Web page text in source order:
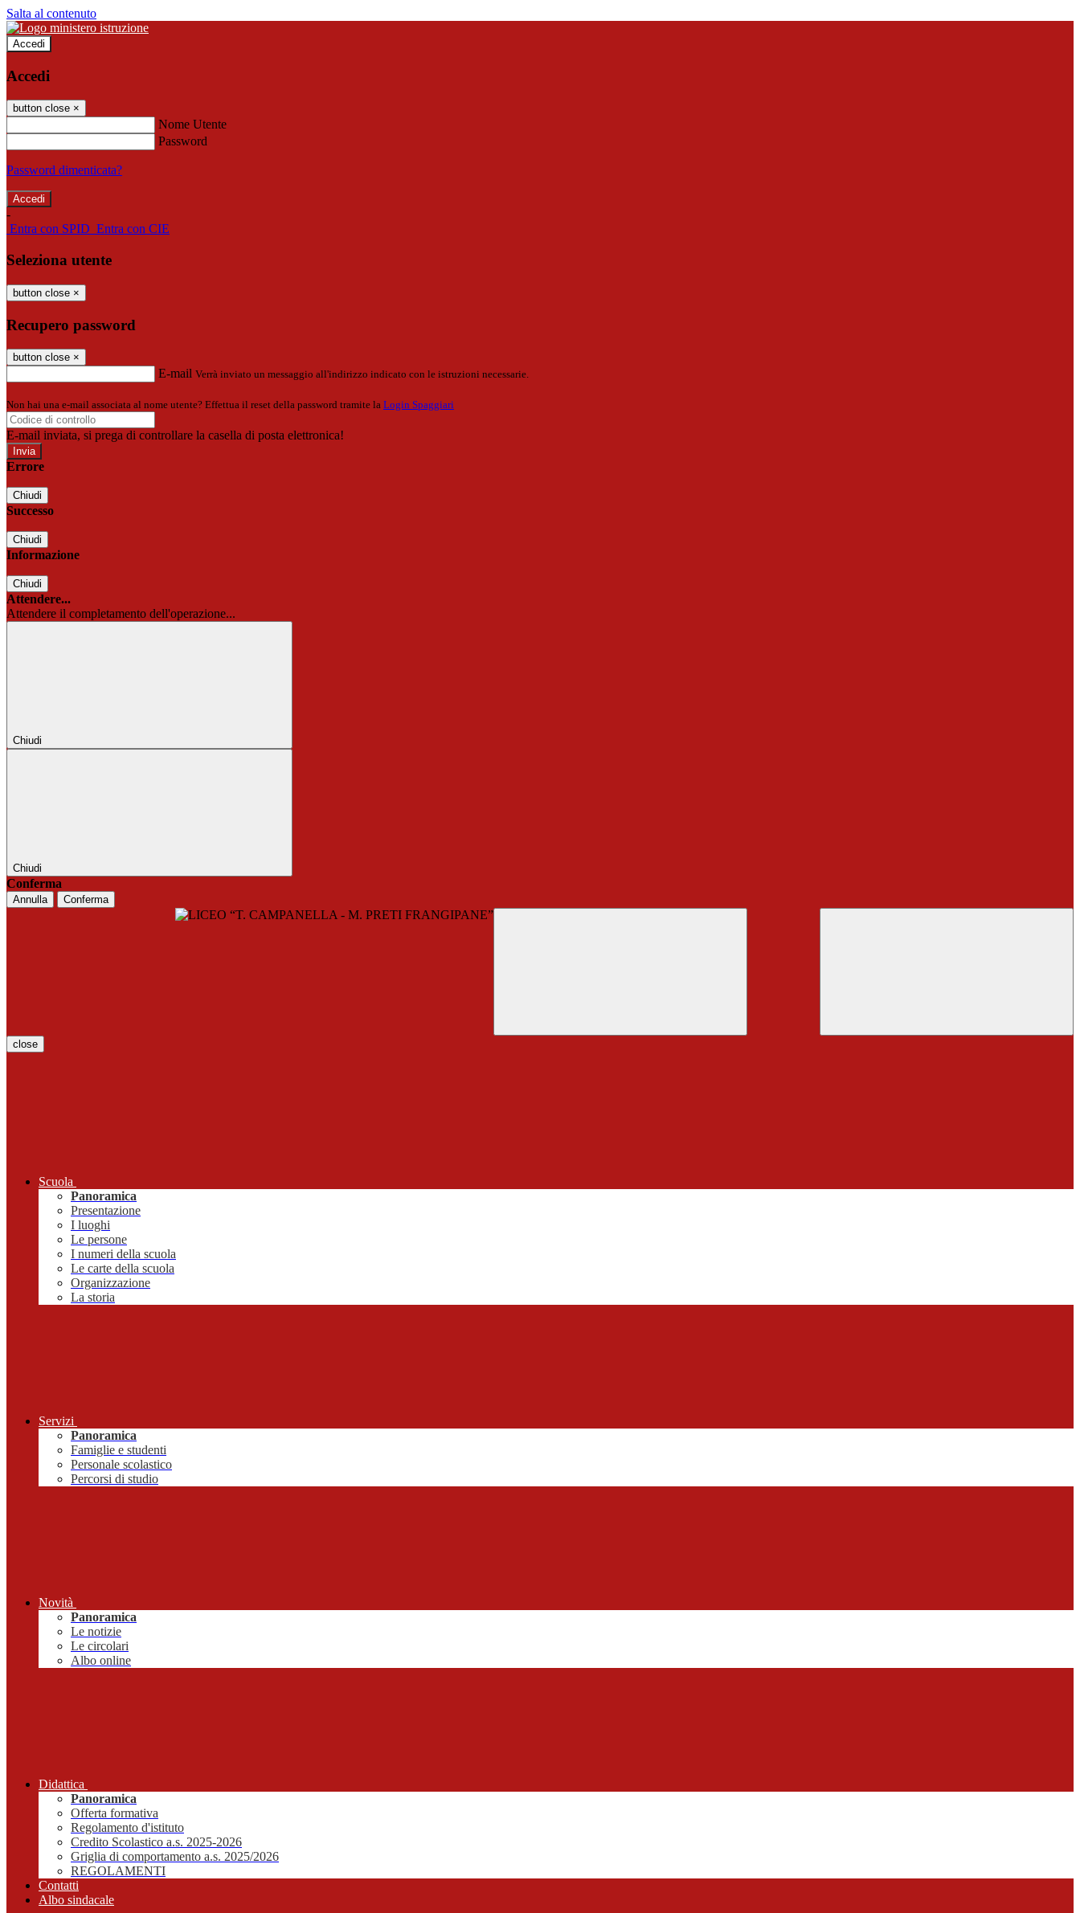
Salta al contenuto
Accedi
Accedi
button close ×
Nome Utente
Password
Password dimenticata?
-
Entra con SPID Entra con CIE
Seleziona utente
button close ×
Recupero password
button close ×
E-mail Verrà inviato un messaggio all'indirizzo indicato con le istruzioni necessarie.
Non hai una e-mail associata al nome utente? Effettua il reset della password tramite la Login Spaggiari
E-mail inviata, si prega di controllare la casella di posta elettronica!
Errore
Chiudi
Successo
Chiudi
Informazione
Chiudi
Attendere...
Attendere il completamento dell'operazione...
Chiudi
Chiudi
Conferma
Annulla Conferma
close
Scuola
Panoramica
Presentazione
I luoghi
Le persone
I numeri della scuola
Le carte della scuola
Organizzazione
La storia
Servizi
Panoramica
Famiglie e studenti
Personale scolastico
Percorsi di studio
Novità
Panoramica
Le notizie
Le circolari
Albo online
Didattica
Panoramica
Offerta formativa
Regolamento d'istituto
Credito Scolastico a.s. 2025-2026
Griglia di comportamento a.s. 2025/2026
REGOLAMENTI
Contatti
Albo sindacale